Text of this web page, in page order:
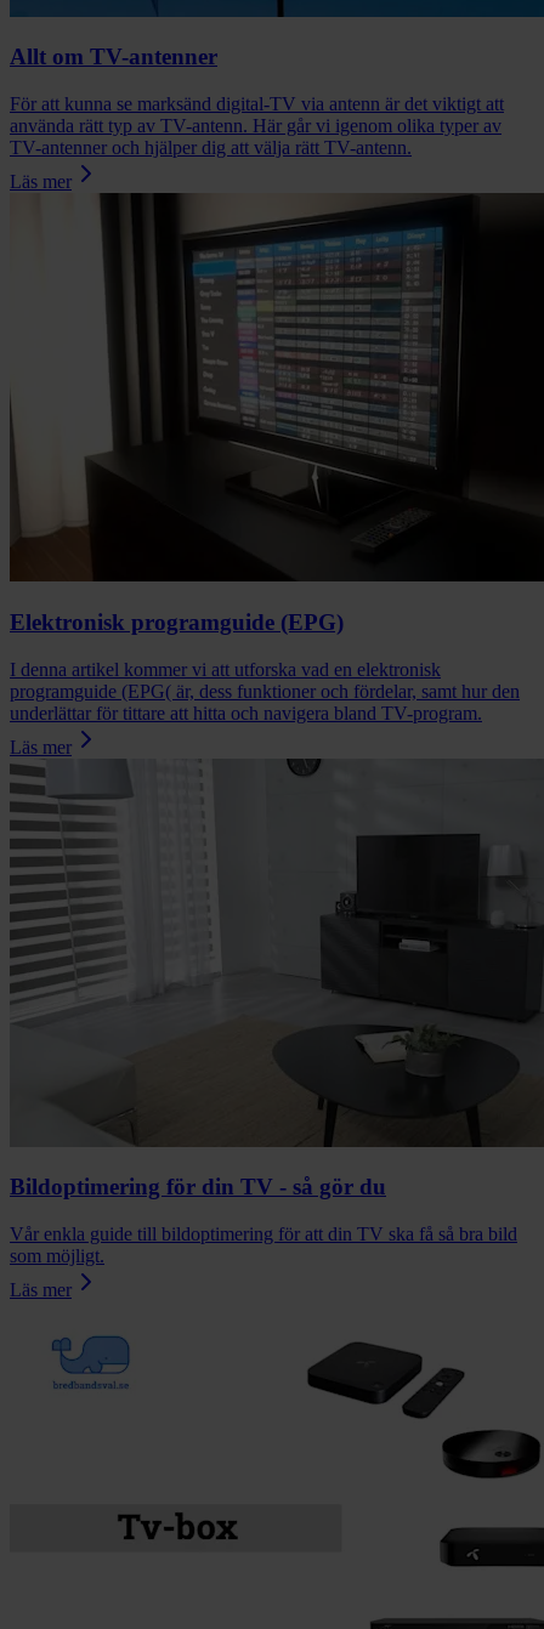
Allt om TV-antenner
För att kunna se marksänd digital-TV via antenn är det viktigt att
använda rätt typ av TV-antenn. Här går vi igenom olika typer av
TV-antenner och hjälper dig att välja rätt TV-antenn.
Läs mer
Elektronisk programguide (EPG)
I denna artikel kommer vi att utforska vad en elektronisk
programguide (EPG( är, dess funktioner och fördelar, samt hur den
underlättar för tittare att hitta och navigera bland TV-program.
Läs mer
Bildoptimering för din TV - så gör du
Vår enkla guide till bildoptimering för att din TV ska få så bra bild
som möjligt.
Läs mer